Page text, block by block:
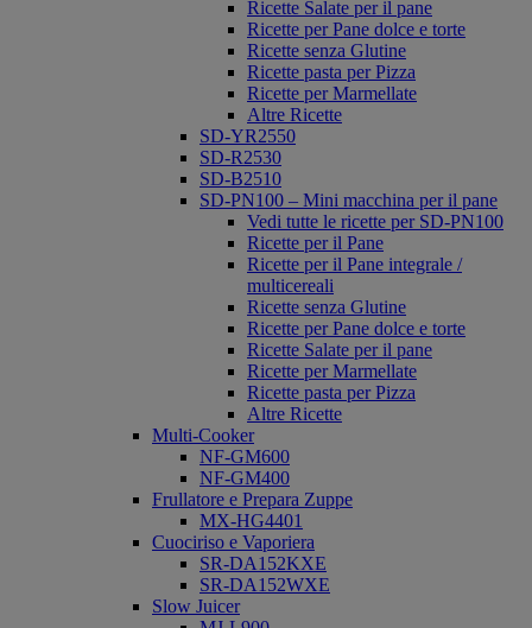
Ricette Salate per il pane
Ricette per Pane dolce e torte
Ricette senza Glutine
Ricette pasta per Pizza
Ricette per Marmellate
Altre Ricette
SD-YR2550
SD-R2530
SD-B2510
SD-PN100 – Mini macchina per il pane
Vedi tutte le ricette per SD-PN100
Ricette per il Pane
Ricette per il Pane integrale /
multicereali
Ricette senza Glutine
Ricette per Pane dolce e torte
Ricette Salate per il pane
Ricette per Marmellate
Ricette pasta per Pizza
Altre Ricette
Multi-Cooker
NF-GM600
NF-GM400
Frullatore e Prepara Zuppe
MX-HG4401
Cuociriso e Vaporiera
SR-DA152KXE
SR-DA152WXE
Slow Juicer